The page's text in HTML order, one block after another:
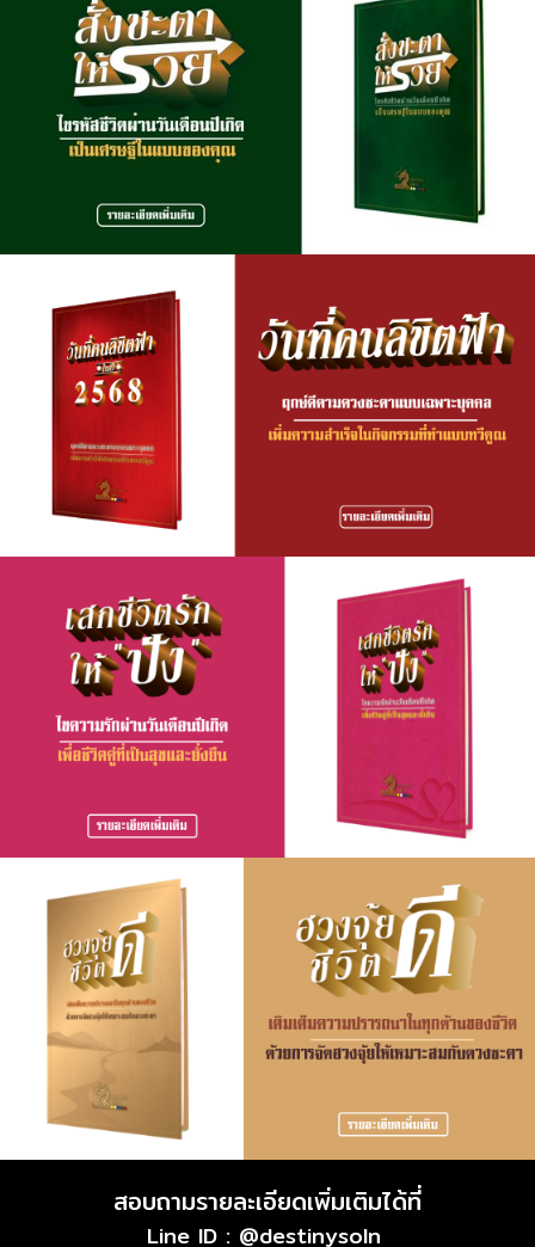
สอบถามรายละเอียดเพิ่มเติมได้ที่
Line ID : @destinysoln